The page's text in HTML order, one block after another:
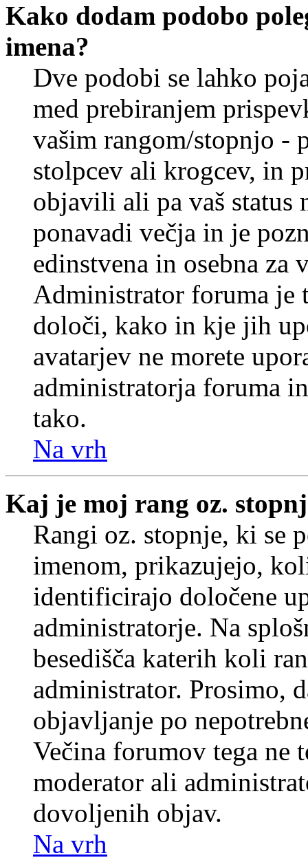
Kako dodam podobo
imena?
Dve podobi se lahko
med prebiranjem
vašim rangom/stopnjo -
stolpcev ali krogcev, in
objavili ali pa vaš status
ponavadi večja in je
edinstvena in osebna za
Administrator foruma je
določi, kako in kje jih
avatarjev ne morete
administratorja foruma
tako.
Na vrh
Kaj je moj rang oz.
Rangi oz. stopnje, ki se
imenom, prikazujejo,
identificirajo določene
administratorje. Na
besedišča katerih koli
administrator. Prosimo,
objavljanje po
Večina forumov tega ne
moderator ali
dovoljenih objav.
Na vrh